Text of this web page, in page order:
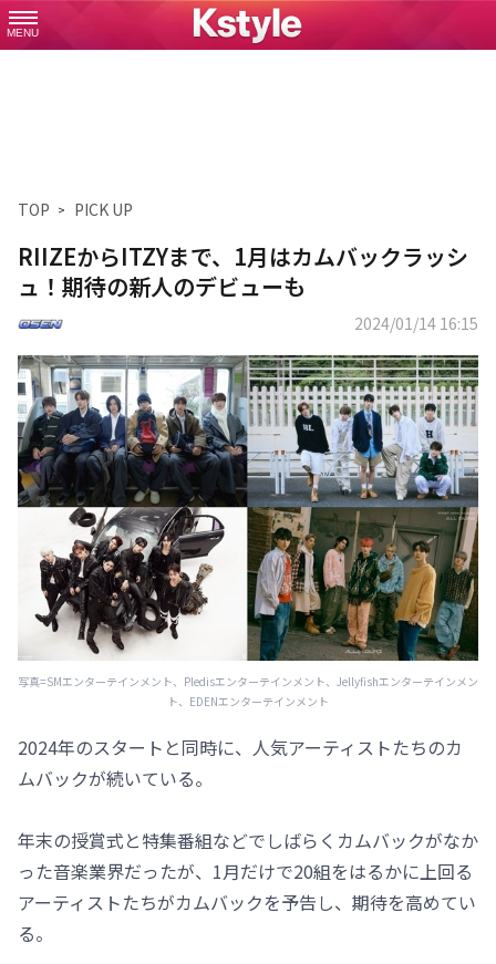
MENU
TOP PICK UP
RIIZEからITZYまで、1月はカムバックラッシ
ュ！期待の新人のデビューも
2024/01/14 16:15
写真=SMエンターテインメント、Pledisエンターテインメント、Jellyfishエンターテインメン
ト、EDENエンターテインメント
2024年のスタートと同時に、人気アーティストたちのカ
ムバックが続いている。
年末の授賞式と特集番組などでしばらくカムバックがなか
った音楽業界だったが、1月だけで20組をはるかに上回る
アーティストたちがカムバックを予告し、期待を高めてい
る。